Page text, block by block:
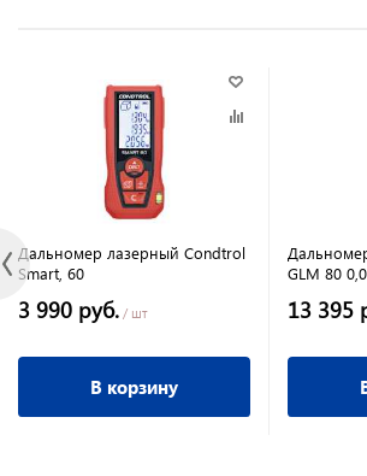
Дальномер лазерный Condtrol
Smart, 60
3 990 руб. / шт
В корзину
GLM 80
13 395